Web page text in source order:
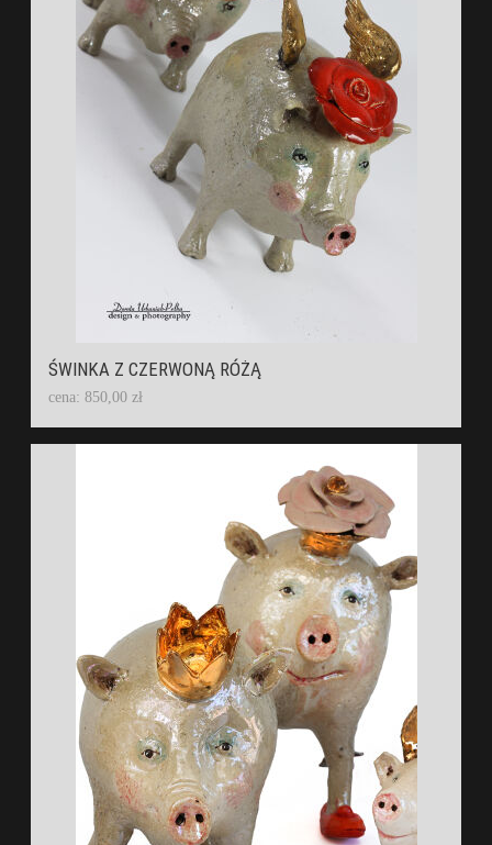
ŚWINKA Z CZERWONĄ RÓŻĄ
cena: 850,00 zł